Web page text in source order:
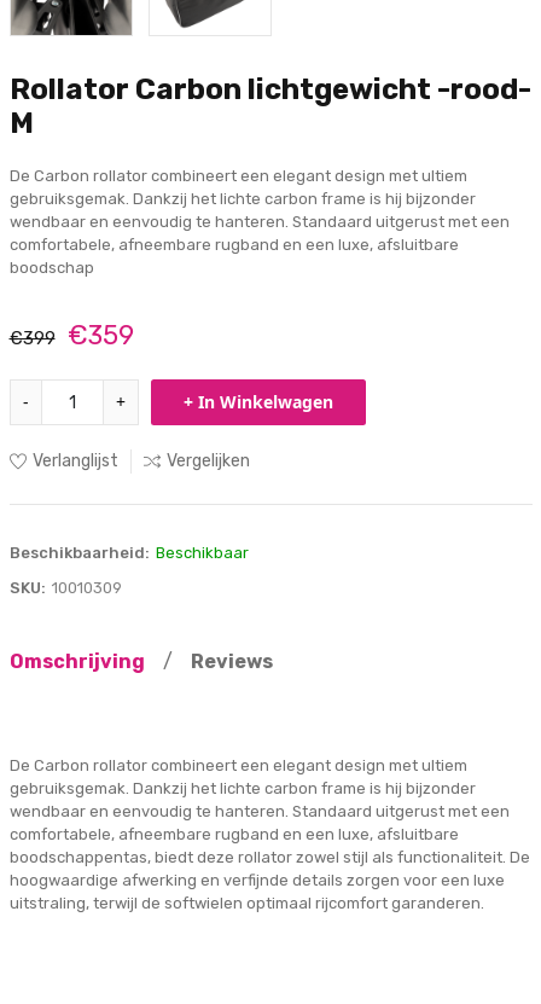
Rollator Carbon lichtgewicht -rood-
M
De Carbon rollator combineert een elegant design met ultiem
gebruiksgemak. Dankzij het lichte carbon frame is hij bijzonder
wendbaar en eenvoudig te hanteren. Standaard uitgerust met een
comfortabele, afneembare rugband en een luxe, afsluitbare
boodschap
€399 €359
- + + In Winkelwagen
Verlanglijst Vergelijken
Beschikbaarheid: Beschikbaar
SKU: 10010309
Omschrijving / Reviews
De Carbon rollator combineert een elegant design met ultiem
gebruiksgemak. Dankzij het lichte carbon frame is hij bijzonder
wendbaar en eenvoudig te hanteren. Standaard uitgerust met een
comfortabele, afneembare rugband en een luxe, afsluitbare
boodschappentas, biedt deze rollator zowel stijl als functionaliteit. De
hoogwaardige afwerking en verfijnde details zorgen voor een luxe
uitstraling, terwijl de softwielen optimaal rijcomfort garanderen.